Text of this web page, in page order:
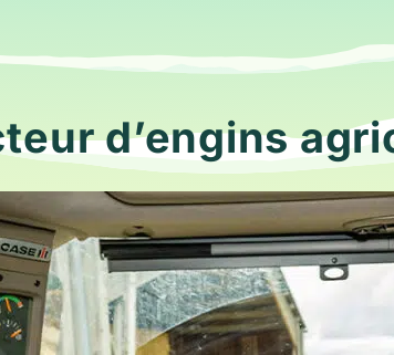
d’engins